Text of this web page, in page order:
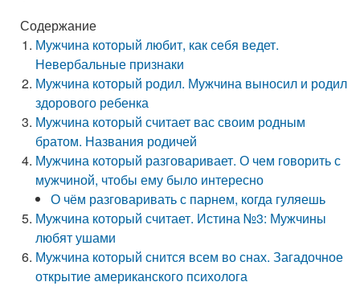
Содержание
Мужчина который любит, как себя ведет.
Невербальные признаки
Мужчина который родил. Мужчина выносил и родил
здорового ребенка
Мужчина который считает вас своим родным
братом. Названия родичей
Мужчина который разговаривает. О чем говорить с
мужчиной, чтобы ему было интересно
О чём разговаривать с парнем, когда гуляешь
Мужчина который считает. Истина №3: Мужчины
любят ушами
Мужчина который снится всем во снах. Загадочное
открытие американского психолога